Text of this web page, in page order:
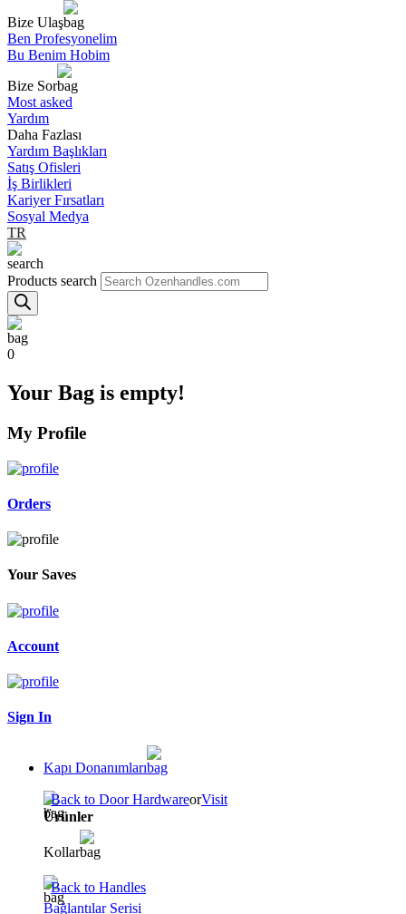
Bize Ulaş
Ben Profesyonelim
Bu Benim Hobim
Bize Sor
Most asked
Yardım
Daha Fazlası
Yardım Başlıkları
Satış Ofisleri
İş Birlikleri
Kariyer Fırsatları
Sosyal Medya
TR
Products search
0
Your Bag is empty!
My Profile
Orders
Your Saves
Account
Sign In
Kapı Donanımları
Back to Door HardwareorVisit
Ürünler
Kollar
Back to Handles
Bağlantılar Serisi